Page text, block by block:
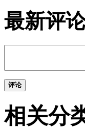
最新评
评论
相关分